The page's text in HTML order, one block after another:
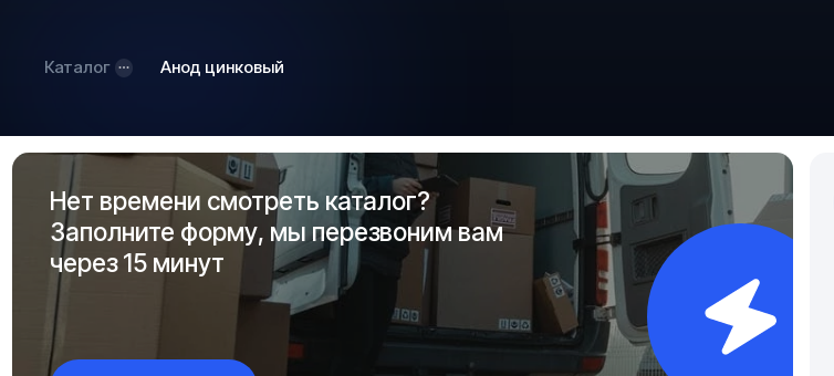
Каталог Анод цинковый
Нет времени смотреть каталог?
Заполните форму, мы перезвоним вам
через 15 минут